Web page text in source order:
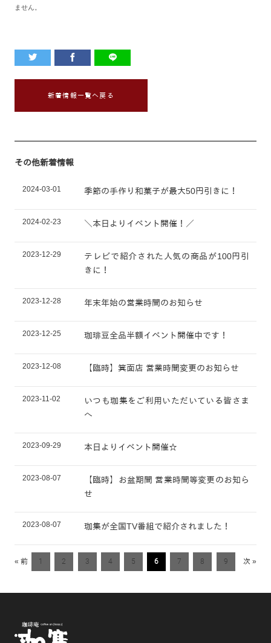
ません。
新着情報一覧へ戻る
その他新着情報
2024-03-01 季節の手作り和菓子が最大50円引きに！
2024-02-23 ＼本日よりイベント開催！／
2023-12-29
テレビで紹介された人気の商品が100円引
きに！
2023-12-28 年末年始の営業時間のお知らせ
2023-12-25 珈琲豆全品半額イベント開催中です！
2023-12-08 【臨時】箕面店 営業時間変更のお知らせ
2023-11-02
いつも珈集をご利用いただいている皆さま
へ
2023-09-29 本日よりイベント開催☆
2023-08-07
【臨時】お盆期間 営業時間等変更のお知ら
せ
2023-08-07 珈集が全国TV番組で紹介されました！
« 前 1 2 3 4 5 6 7 8 9 次 »